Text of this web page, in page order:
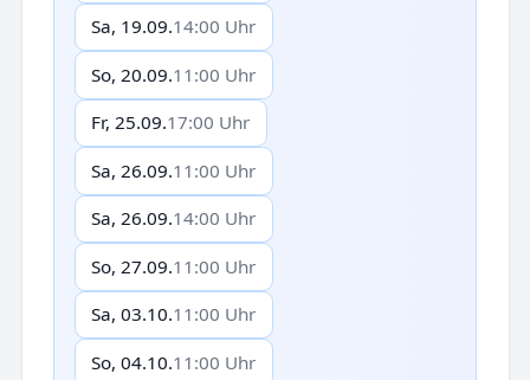
Sa, 19.09.14:00 Uhr
So, 20.09.11:00 Uhr
Fr, 25.09.17:00 Uhr
Sa, 26.09.11:00 Uhr
Sa, 26.09.14:00 Uhr
So, 27.09.11:00 Uhr
Sa, 03.10.11:00 Uhr
So, 04.10.11:00 Uhr